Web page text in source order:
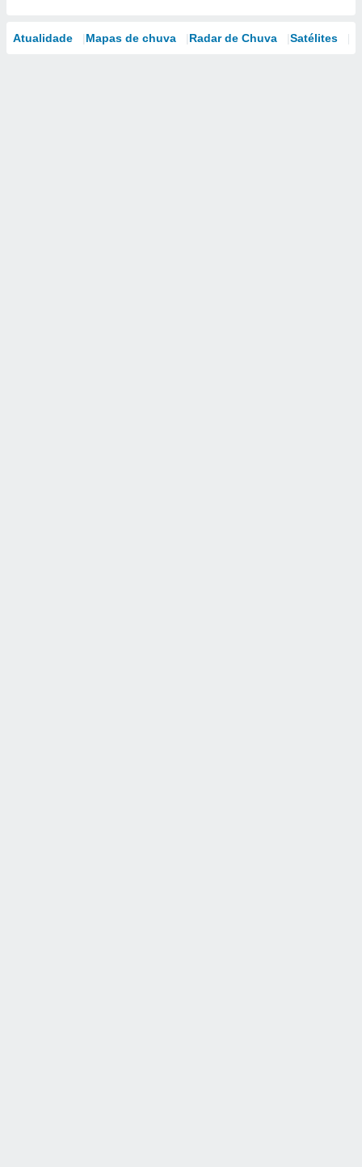
Atualidade Mapas de chuva Radar de Chuva Satélites